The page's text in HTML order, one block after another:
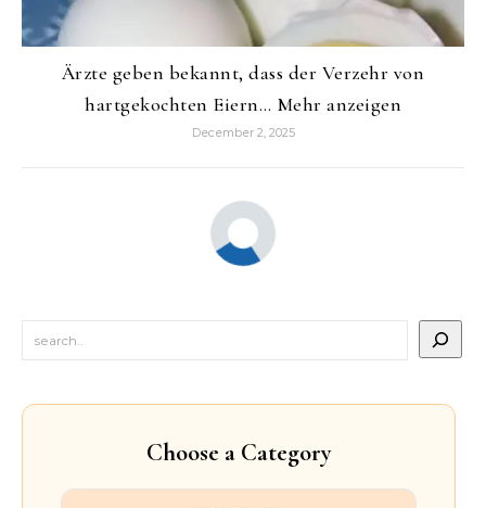
Ärzte geben bekannt, dass der Verzehr von
hartgekochten Eiern… Mehr anzeigen
December 2, 2025
Choose a Category